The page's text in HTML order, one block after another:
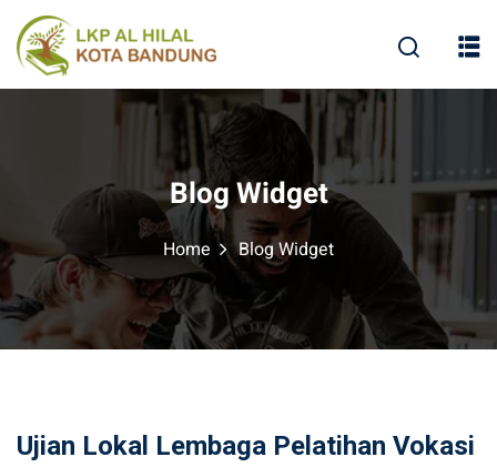
Blog Widget
Home Blog Widget
Ujian Lokal Lembaga Pelatihan Vokasi